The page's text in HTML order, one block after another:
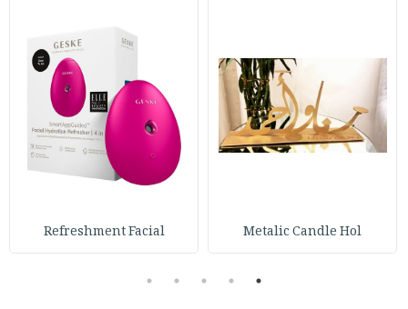
Metalic Candle Hol
Refreshment Facial
1
2
3
4
5